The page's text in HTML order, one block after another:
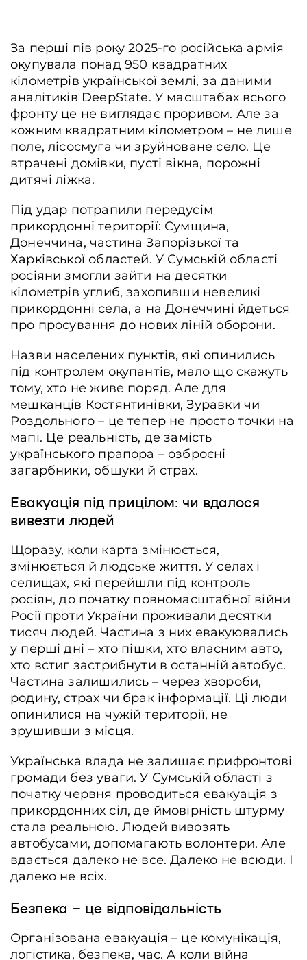
За перші пів року 2025-го російська армія
окупувала понад 950 квадратних
кілометрів української землі, за даними
аналітиків DeepState. У масштабах всього
фронту це не виглядає проривом. Але за
кожним квадратним кілометром – не лише
поле, лісосмуга чи зруйноване село. Це
втрачені домівки, пусті вікна, порожні
дитячі ліжка.
Під удар потрапили передусім
прикордонні території: Сумщина,
Донеччина, частина Запорізької та
Харківської областей. У Сумській області
росіяни змогли зайти на десятки
кілометрів углиб, захопивши невеликі
прикордонні села, а на Донеччині йдеться
про просування до нових ліній оборони.
Назви населених пунктів, які опинились
під контролем окупантів, мало що скажуть
тому, хто не живе поряд. Але для
мешканців Костянтинівки, Зуравки чи
Роздольного – це тепер не просто точки на
мапі. Це реальність, де замість
українського прапора – озброєні
загарбники, обшуки й страх.
Евакуація під прицілом: чи вдалося
вивезти людей
Щоразу, коли карта змінюється,
змінюється й людське життя. У селах і
селищах, які перейшли під контроль
росіян, до початку повномасштабної війни
Росії проти України проживали десятки
тисяч людей. Частина з них евакуювались
у перші дні – хто пішки, хто власним авто,
хто встиг застрибнути в останній автобус.
Частина залишились – через хвороби,
родину, страх чи брак інформації. Ці люди
опинилися на чужій території, не
зрушивши з місця.
Українська влада не залишає прифронтові
громади без уваги. У Сумській області з
початку червня проводиться евакуація з
прикордонних сіл, де ймовірність штурму
стала реальною. Людей вивозять
автобусами, допомагають волонтери. Але
вдається далеко не все. Далеко не всюди. І
далеко не всіх.
Безпека – це відповідальність
Організована евакуація – це комунікація,
логістика, безпека, час. А коли війна